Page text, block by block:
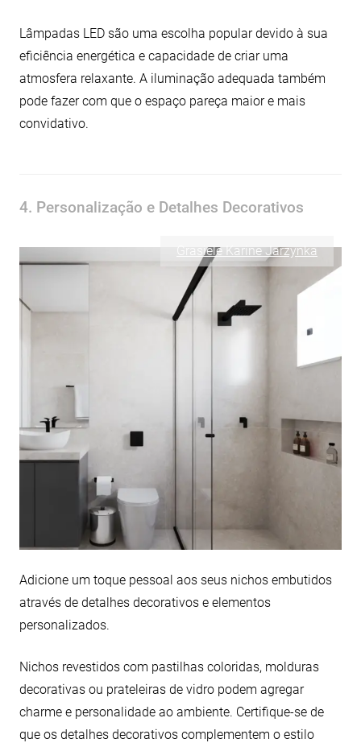
Lâmpadas LED são uma escolha popular devido à sua
eficiência energética e capacidade de criar uma
atmosfera relaxante. A iluminação adequada também
pode fazer com que o espaço pareça maior e mais
convidativo.
4. Personalização e Detalhes Decorativos
Grasiele Karine Jarzynka
Adicione um toque pessoal aos seus nichos embutidos
através de detalhes decorativos e elementos
personalizados.
Nichos revestidos com pastilhas coloridas, molduras
decorativas ou prateleiras de vidro podem agregar
charme e personalidade ao ambiente. Certifique-se de
que os detalhes decorativos complementem o estilo